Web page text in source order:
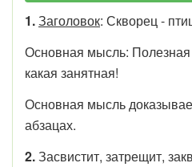
1.Заголовок: Скворец -
Основная мысль: Полезная
какая занятная!
Основная мысль
абзацах.
2.Засвистит, затрещит,